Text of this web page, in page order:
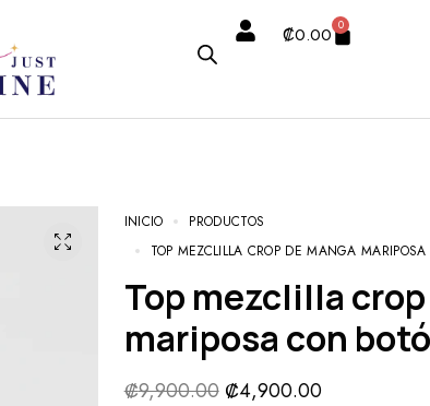
₡0.00 0
INICIO
PRODUCTOS
TOP MEZCLILLA CROP DE MANGA
Top mezclilla crop de manga
mariposa con
₡9,900.00 ₡4,900.00